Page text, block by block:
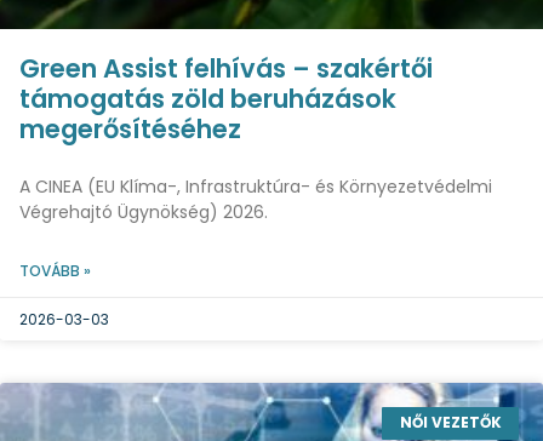
Green Assist felhívás – szakértői
támogatás zöld beruházások
megerősítéséhez
A CINEA (EU Klíma-, Infrastruktúra- és Környezetvédelmi
Végrehajtó Ügynökség) 2026.
TOVÁBB »
2026-03-03
NŐI VEZETŐK